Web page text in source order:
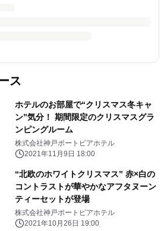
ス
ホテルのお部屋で“クリスマス冬キャ
ン”気分！ 期間限定のクリスマスグラ
ンピングルーム
株式会社神戸ポートピアホテル
2021年11月9日 18:00
“北欧のホワイトクリスマス” 赤×白の
コントラストが華やかなアフタヌーン
ティーセットが登場
株式会社神戸ポートピアホテル
2021年10月26日 19:00